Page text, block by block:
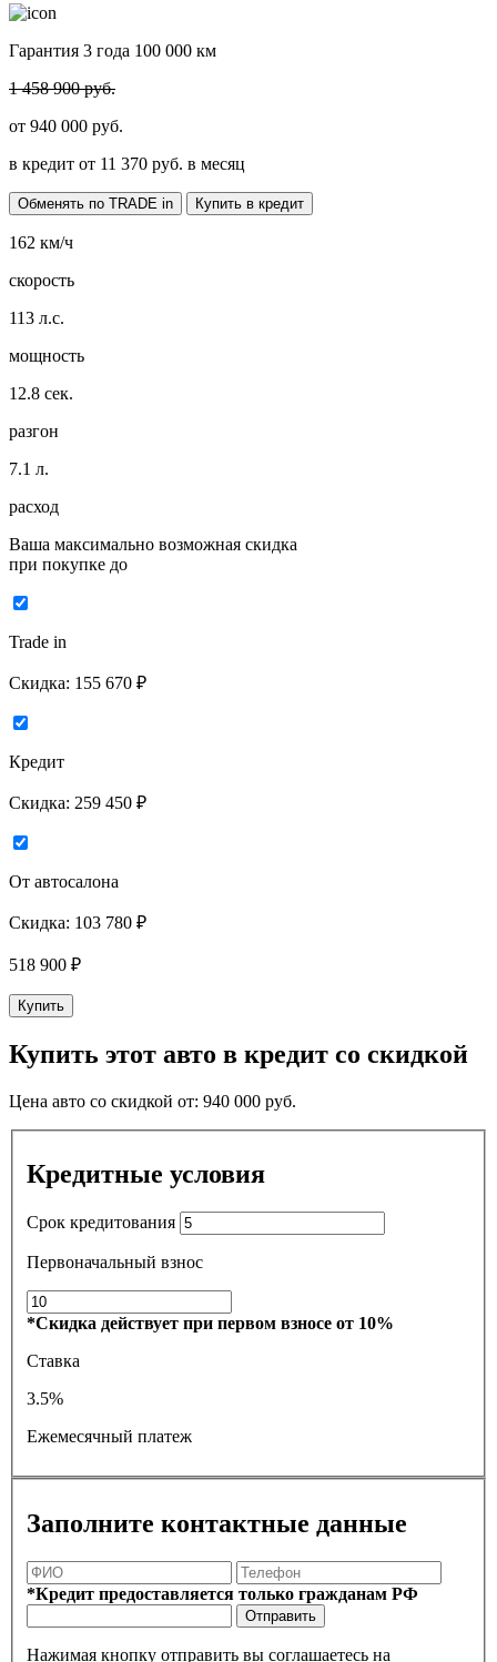
Гарантия 3 года 100 000 км
1 458 900 руб.
от 940 000 руб.
в кредит от 11 370 руб. в месяц
Обменять по TRADE in Купить в кредит
162 км/ч
скорость
113 л.с.
мощность
12.8 сек.
разгон
7.1 л.
расход
Ваша максимально возможная скидка
при покупке до
Trade in
Скидка: 155 670 ₽
Кредит
Скидка: 259 450 ₽
От автосалона
Скидка: 103 780 ₽
518 900 ₽
Купить
Купить этот авто в кредит со скидкой
Цена авто со скидкой от: 940 000 руб.
Кредитные условия
Срок кредитования
Первоначальный взнос
*Скидка действует при первом взносе от 10%
Ставка
3.5%
Ежемесячный платеж
Заполните контактные данные
*Кредит предоставляется только гражданам РФ
Отправить
Нажимая кнопку отправить вы соглашаетесь на